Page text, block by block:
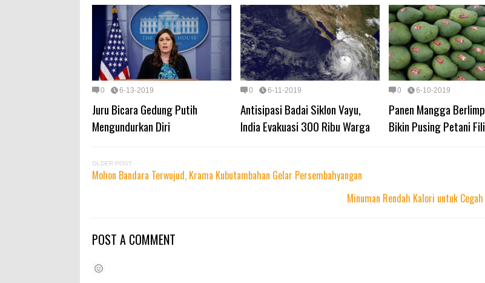
0 6-13-2019
Juru Bicara Gedung Putih
Mengundurkan Diri
0 6-11-2019
Antisipasi Badai Siklon Vayu,
India Evakuasi 300 Ribu Warga
0 6-10-2019
Panen Mangga
Bikin Pusing Petani
OLDER POST
Mohon Bandara Terwujud, Krama Kubutambahan Gelar Persembahyangan
Minuman Rendah Kalori untuk
POST A COMMENT